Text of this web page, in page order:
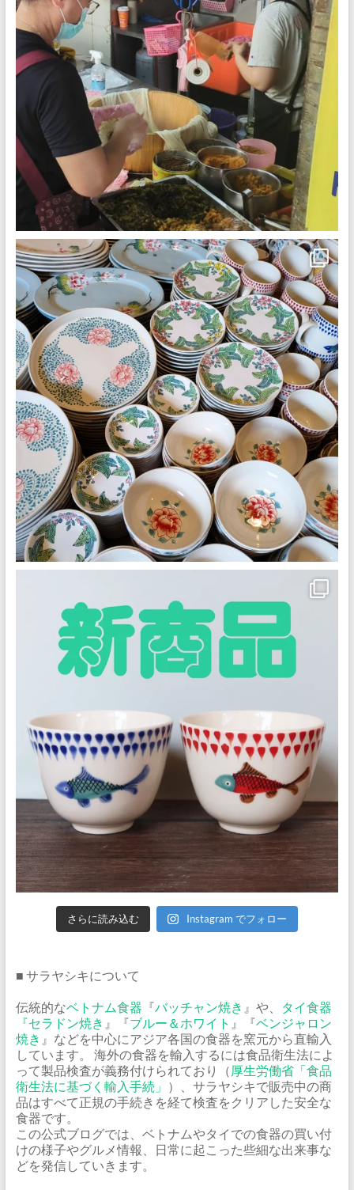
さらに読み込む Instagram でフォロー
■ サラヤシキについて
伝統的なベトナム食器 『バッチャン焼き 』や、
タイ食器
『セラドン焼き 』『ブルー＆ホワイト 』『ベンジャロン
焼き 』などを中心にアジア各国の食器を窯元から直輸入
しています。 海外の食器を輸入するには食品衛生法によ
って製品検査が義務付けられており（ 厚生労働省「食品
衛生法に基づく輸入手続」 ）、サラヤシキで販売中の商
品はすべて正規の手続きを経て検査をクリアした安全な
食器です。
この公式ブログでは、ベトナムやタイでの食器の買い付
けの様子やグルメ情報、日常に起こった些細な出来事な
どを発信していきます。